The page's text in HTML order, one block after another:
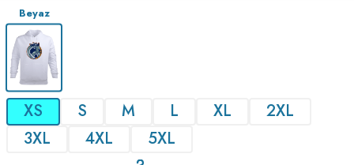
Beyaz
XS S M L XL
2XL
3XL
4XL 5XL